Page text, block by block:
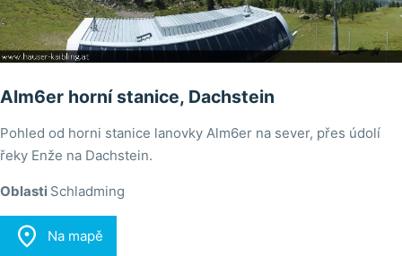
Alm6er horní stanice, Dachstein
Pohled od horni stanice lanovky Alm6er na sever, přes údolí
řeky Enže na Dachstein.
Oblasti Schladming
 Na mapě